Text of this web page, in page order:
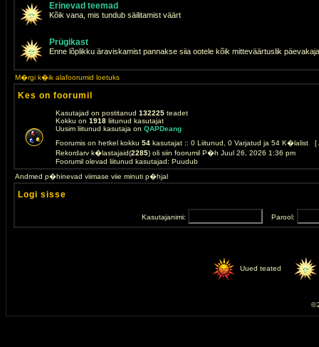
Erinevad teemad
Kõik vana, mis tundub säilitamist väärt
Prügikast
Enne lõplikku äraviskamist pannakse siia ootele kõik mitteväärtuslik
M�rgi k�ik alafoorumid loetuks
Kes on foorumil
Kasutajad on postitanud 132225 teadet
Kokku on 1918 liitunud kasutajat
Uusim liitunud kasutaja on QAPDeang
Foorumis on hetkel kokku 54 kasutajat :: 0 Liitunud, 0 Varjatud ja 54 K�lalist [
Rekordarv k�lastajaid(2285) oli siin foorumil P�h Juul 26, 2026 1:36 pm
Foorumil olevad liitunud kasutajad: Puudub
Andmed p�hinevad viimase viie minuti p�hjal
Logi sisse
Kasutajanimi: Parool:
Uued teated
©